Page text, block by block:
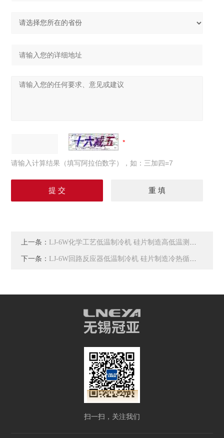
请输入计算结果（填写阿拉伯数字），如：三加四=7
上一条： LJ-6W化学工艺低温制冷机 硅片制造高低温测试机
下一条： LJ-6W回路反应器低温制冷机 硅片制造冷热循环机
扫一扫，关注我们